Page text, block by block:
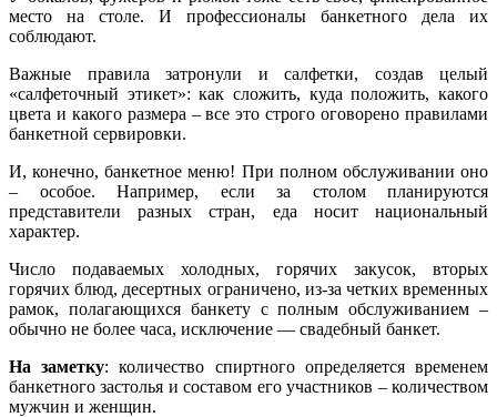
место на столе. И профессионалы банкетного дела их
соблюдают.
Важные правила затронули и салфетки, создав целый
«салфеточный этикет»: как сложить, куда положить, какого
цвета и какого размера – все это строго оговорено правилами
банкетной сервировки.
И, конечно, банкетное меню! При полном обслуживании оно
– особое. Например, если за столом планируются
представители разных стран, еда носит национальный
характер.
Число подаваемых холодных, горячих закусок, вторых
горячих блюд, десертных ограничено, из-за четких временных
рамок, полагающихся банкету с полным обслуживанием –
обычно не более часа, исключение — свадебный банкет.
На заметку: количество спиртного определяется временем
банкетного застолья и составом его участников – количеством
мужчин и женщин.